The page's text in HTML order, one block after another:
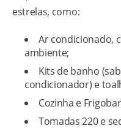
estrelas, como:
Ar condicionado,
ambiente;
Kits de banho
condicionador) e
Cozinha e
Tomadas 220 e